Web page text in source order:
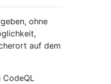
ohne
auf dem